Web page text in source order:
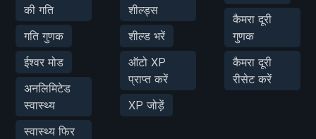
की गति
गति गुणक
ईश्वर मोड
अनलिमिटेड
स्वास्थ्य
स्वास्थ्य फिर
शील्ड्स
शील्ड भरें
ऑटो XP
प्राप्त करें
XP जोड़ें
कैमरा दूरी
गुणक
कैमरा दूरी
रीसेट करें